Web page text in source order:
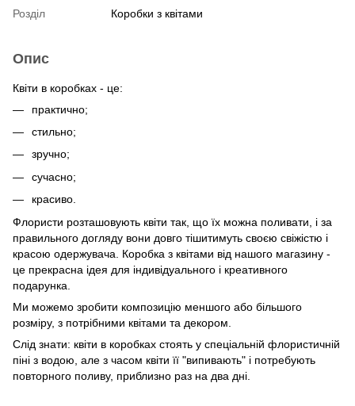
Розділ
Коробки з квітами
Опис
Квіти в коробках - це:
практично;
стильно;
зручно;
сучасно;
красиво.
Флористи розташовують квіти так, що їх можна поливати, і за
правильного догляду вони довго тішитимуть своєю свіжістю і
красою одержувача. Коробка з квітами від нашого магазину -
це прекрасна ідея для індивідуального і креативного
подарунка.
Ми можемо зробити композицію меншого або більшого
розміру, з потрібними квітами та декором.
Слід знати: квіти в коробках стоять у спеціальній флористичній
піні з водою, але з часом квіти її "випивають" і потребують
повторного поливу, приблизно раз на два дні.